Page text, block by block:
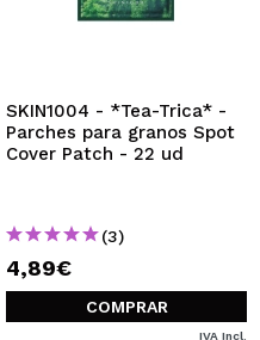
SKIN1004 - *Tea-Trica* -
Parches para granos Spot
Cover Patch - 22 ud
(3)
4,89€
COMPRAR
IVA Incl.